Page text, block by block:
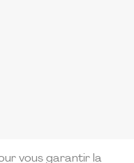
vous garantir la